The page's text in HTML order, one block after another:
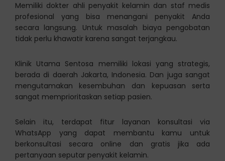
Memiliki dokter ahli penyakit kelamin dan staf medis
profesional yang bisa menangani penyakit Anda
secara langsung. Untuk masalah biaya pengobatan
tidak perlu khawatir karena sangat terjangkau.
Klinik Utama Sentosa memiliki lokasi yang strategis,
berada di daerah Jakarta, Indonesia. Dan juga sangat
mengutamakan kesembuhan dan kepuasan serta
sangat memprioritaskan setiap pasien.
Selain itu, terdapat fitur layanan konsultasi via
WhatsApp yang dapat membantu kamu untuk
berkonsultasi secara online dan gratis jika ada
pertanyaan seputar penyakit kelamin.